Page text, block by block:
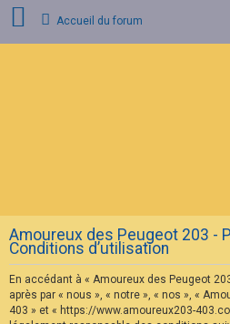
I
n
s
c
r
i
p
Accueil du forum
Amoureux des Peugeot 203 -
Conditions d’utilisation
En accédant à « Amoureux des Peugeot
après par « nous », « notre », « nos », «
403 » et « https://www.amoureux203-